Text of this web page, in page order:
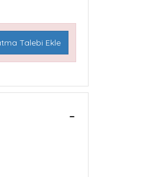
Talebi Ekle